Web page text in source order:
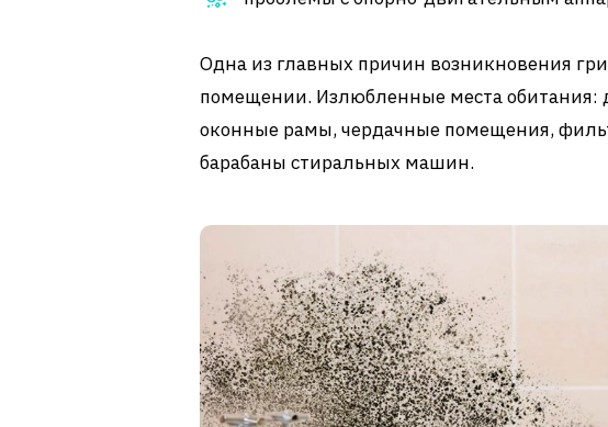
Одна из главных причин возникновения
помещении. Излюбленные места обитания:
оконные рамы, чердачные помещения,
барабаны стиральных машин.